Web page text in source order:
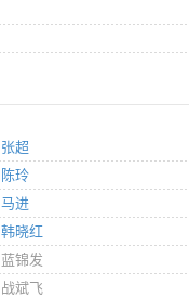
张超
陈玲
马进
韩晓红
蓝锦发
战斌飞